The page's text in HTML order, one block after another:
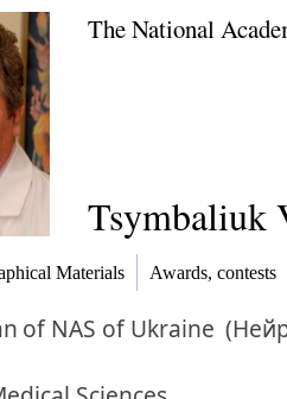
The National
Tsymbaliuk
Materials Awards, contests
of NAS of Ukraine